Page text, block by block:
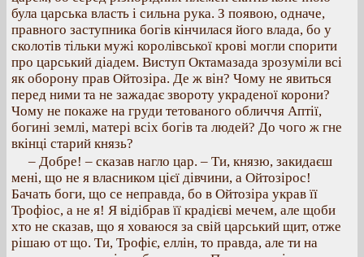
була царська власть і сильна рука. З появою, одначе,
правного заступника богів кінчилася його влада, бо у
сколотів тільки мужі королівської крові могли спорити
про царський діадем. Виступ Октамазада зрозуміли всі
як оборону прав Ойтозіра. Де ж він? Чому не явиться
перед ними та не зажадає звороту украденої корони?
Чому не покаже на груди тетованого обличчя Аптії,
богині землі, матері всіх богів та людей? До чого ж гне
вкінці старий князь?
– Добре! – сказав нагло цар. – Ти, князю, закидаєш
мені, що не я власником цієї дівчини, а Ойтозірос!
Бачать боги, що се неправда, бо в Ойтозіра украв її
Трофіос, а не я! Я відібрав її крадієві мечем, але щоби
хто не сказав, що я ховаюся за свій царський щит, отже
рішаю от що. Ти, Трофіє, еллін, то правда, але ти на